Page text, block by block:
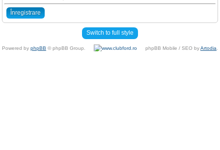
Înregistrare
Switch to full style
Powered by phpBB © phpBB Group. phpBB Mobile / SEO byArtodia